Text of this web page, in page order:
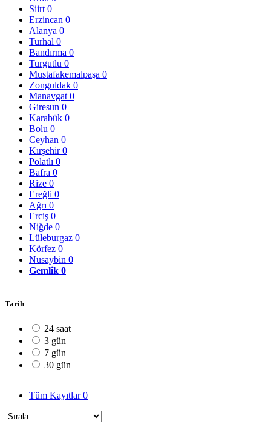
Siirt 0
Erzincan 0
Alanya 0
Turhal 0
Bandırma 0
Turgutlu 0
Mustafakemalpaşa 0
Zonguldak 0
Manavgat 0
Giresun 0
Karabük 0
Bolu 0
Ceyhan 0
Kırşehir0
Polatlı 0
Bafra 0
Rize 0
Ereğli 0
Ağrı 0
Erciş 0
Niğde 0
Lüleburgaz 0
Körfez 0
Nusaybin 0
Gemlik 0
Tarih
24 saat
3 gün
7 gün
30 gün
Tüm Kayıtlar0